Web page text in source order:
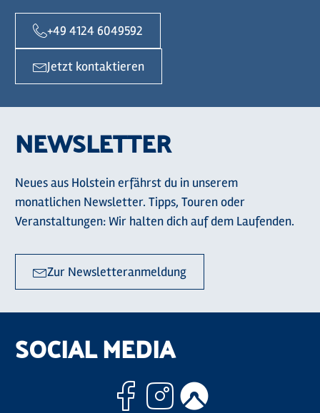
+49 4124 6049592
Jetzt kontaktieren
NEWSLETTER
Neues aus Holstein erfährst du in unserem
monatlichen Newsletter. Tipps, Touren oder
Veranstaltungen: Wir halten dich auf dem Laufenden.
Zur Newsletteranmeldung
SOCIAL MEDIA
Facebook
Instagram